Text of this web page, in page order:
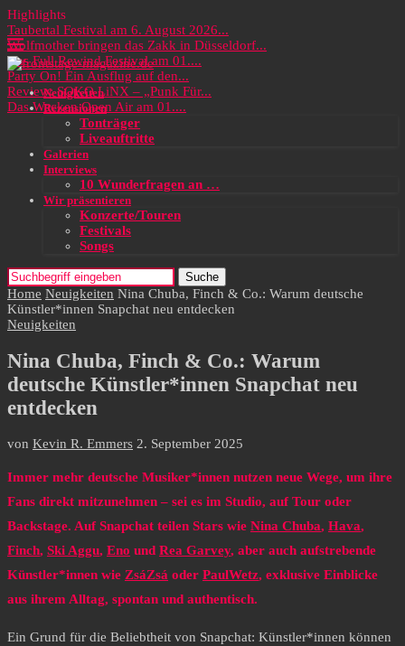
Highlights
Taubertal Festival am 6. August 2026...
Wolfmother bringen das Zakk in Düsseldorf...
Das Full Rewind Festival am 01....
Party On! Ein Ausflug auf den...
Review: SOKO LiNX – „Punk Für...
Das Wacken Open Air am 01....
Neuigkeiten
Rezensionen
Tonträger
Liveauftritte
Galerien
Interviews
10 Wunderfragen an …
Wir präsentieren
Konzerte/Touren
Festivals
Songs
Suche
Home Neuigkeiten Nina Chuba, Finch & Co.: Warum deutsche
Künstler*innen Snapchat neu entdecken
Neuigkeiten
Nina Chuba, Finch & Co.: Warum
deutsche Künstler*innen Snapchat neu
entdecken
von Kevin R. Emmers 2. September 2025
Immer mehr deutsche Musiker*innen nutzen neue Wege, um ihre
Fans direkt mitzunehmen – sei es im Studio, auf Tour oder
Backstage. Auf Snapchat teilen Stars wie Nina Chuba, Hava,
Finch, Ski Aggu, Eno und Rea Garvey, aber auch aufstrebende
Künstler*innen wie ZsáZsá oder PaulWetz, exklusive Einblicke
aus ihrem Alltag, spontan und authentisch.
Ein Grund für die Beliebtheit von Snapchat: Künstler*innen können